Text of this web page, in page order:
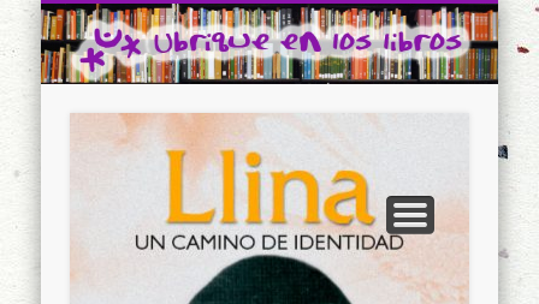
Ubrique en los libros
INICIO
CONTACTO